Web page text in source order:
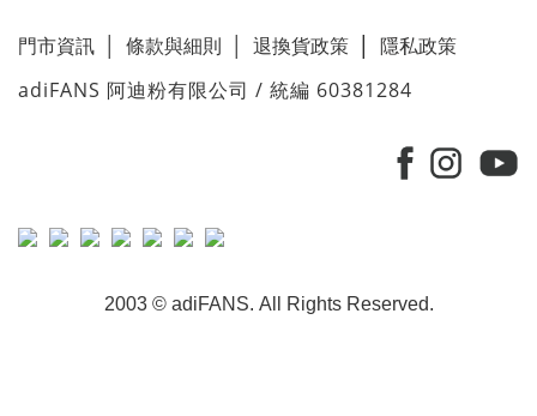
門市資訊 條款與細則 退換貨政策 隱私政策
adiFANS 阿迪粉有限公司 / 統編 60381284
2003 © adiFANS. All Rights Reserved.